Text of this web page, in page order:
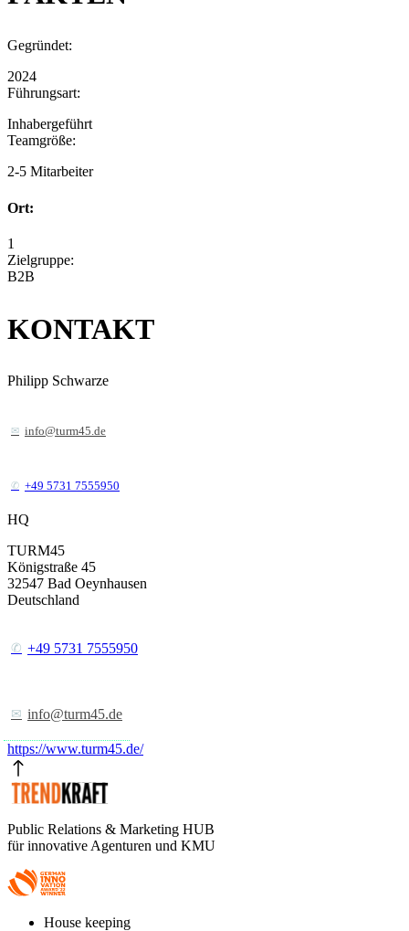
Gegründet:
2024
Führungsart:
Inhabergeführt
Teamgröße:
2-5 Mitarbeiter
Ort:
1
Zielgruppe:
B2B
KONTAKT
Philipp Schwarze
info@turm45.de
+49 5731 7555950
HQ
TURM45
Königstraße 45
32547 Bad Oeynhausen
Deutschland
+49 5731 7555950
info@turm45.de
https://www.turm45.de/
Public Relations & Marketing HUB
für innovative Agenturen und KMU
FooterHouse keeping